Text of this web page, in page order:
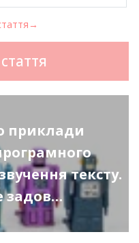
приклади
тексту.
задов…